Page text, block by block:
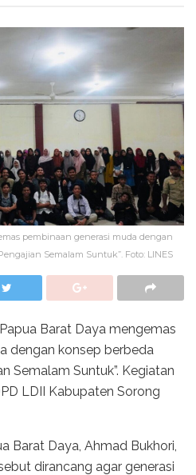
pembinaan generasi muda dengan
Semalam Suntuk”. Foto: LINES
Barat Daya mengemas
dengan konsep berbeda
Semalam Suntuk”. Kegiatan
LDII Kabupaten Sorong
Barat Daya, Ahmad Bukhori,
dirancang agar generasi